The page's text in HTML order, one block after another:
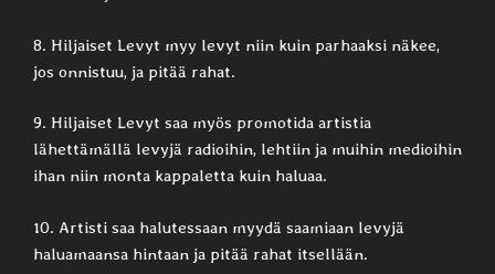
8. Hiljaiset Levyt myy levyt niin kuin parhaaksi näkee,
jos onnistuu, ja pitää rahat.
9. Hiljaiset Levyt saa myös promotida artistia
lähettämällä levyjä radioihin, lehtiin ja muihin medioihin
ihan niin monta kappaletta kuin haluaa.
10. Artisti saa halutessaan myydä saamiaan levyjä
haluamaansa hintaan ja pitää rahat itsellään.